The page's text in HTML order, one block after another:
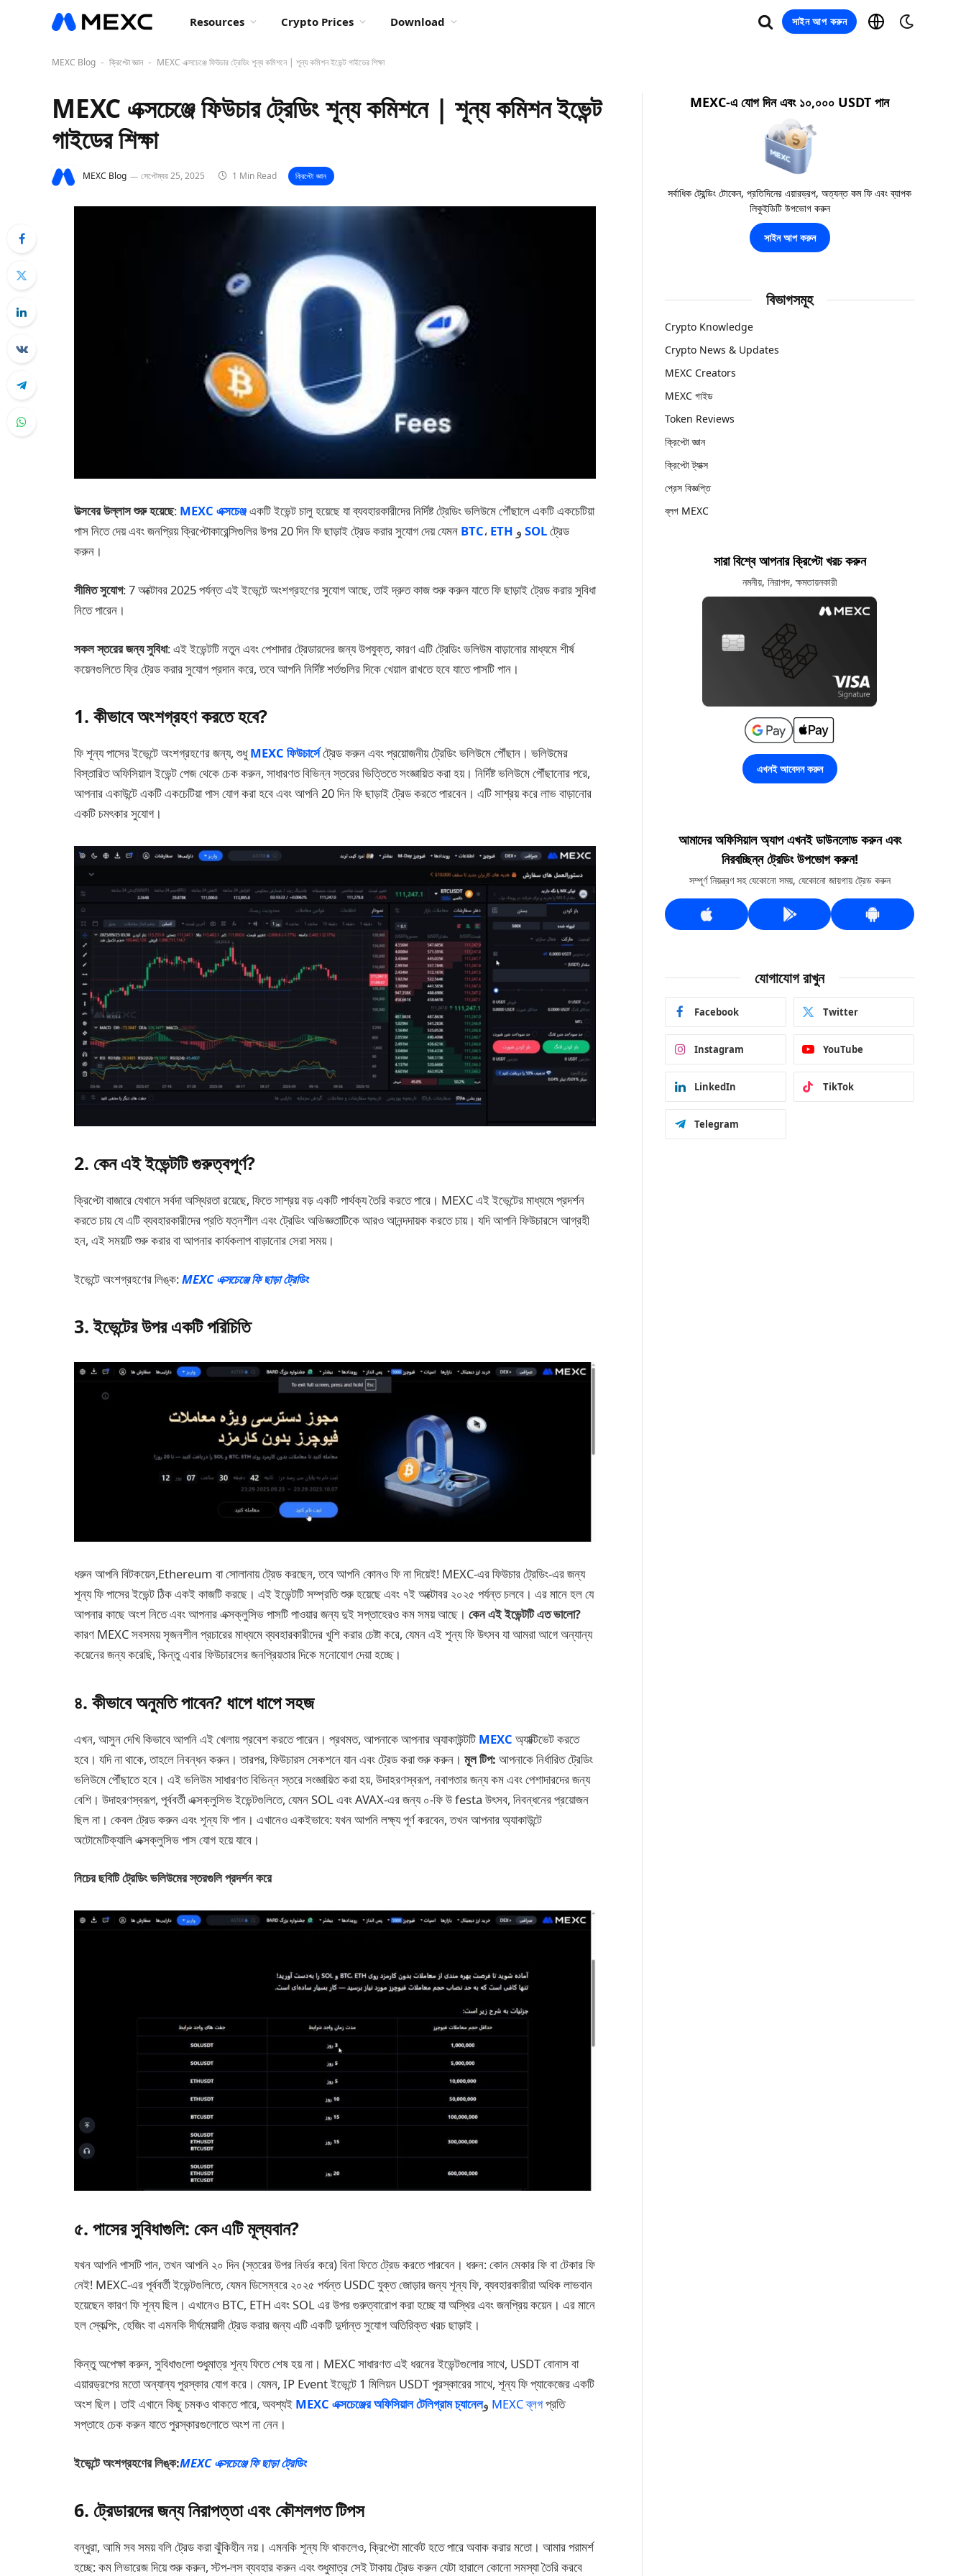
Resources Crypto Prices Download সাইন আপ করুন
MEXC Blog - ক্রিপ্টো জ্ঞান - MEXC এক্সচেঞ্জে ফিউচার ট্রেডিং শূন্য কমিশনে | শূন্য কমিশন ইভেন্ট গাইডের শিক্ষা
MEXC এক্সচেঞ্জে ফিউচার ট্রেডিং শূন্য কমিশনে | শূন্য কমিশন ইভেন্ট
গাইডের শিক্ষা
MEXC Blog সেপ্টেম্বর 25, 2025 1 Min Read ক্রিপ্টো জ্ঞান
উত্সবের উল্লাস শুরু হয়েছে: MEXC এক্সচেঞ্জএকটি ইভেন্ট চালু হয়েছে যা ব্যবহারকারীদের নির্দিষ্ট ট্রেডিং ভলিউমে পৌঁছালে একটি একচেটিয়া
পাস নিতে দেয় এবং জনপ্রিয় ক্রিপ্টোকারেন্সিগুলির উপর 20 দিন ফি ছাড়াই ট্রেড করার সুযোগ দেয় যেমন BTC، ETH SOLট্রেড
করুন।
সীমিত সুযোগ: 7 অক্টোবর 2025 পর্যন্ত এই ইভেন্টে অংশগ্রহণের সুযোগ আছে, তাই দ্রুত কাজ শুরু করুন যাতে ফি ছাড়াই ট্রেড করার সুবিধা
নিতে পারেন।
সকল স্তরের জন্য সুবিধা: এই ইভেন্টটি নতুন এবং পেশাদার ট্রেডারদের জন্য উপযুক্ত, কারণ এটি ট্রেডিং ভলিউম বাড়ানোর মাধ্যমে শীর্ষ
কয়েনগুলিতে ফ্রি ট্রেড করার সুযোগ প্রদান করে, তবে আপনি নির্দিষ্ট শর্তগুলির দিকে খেয়াল রাখতে হবে যাতে পাসটি পান।
1. কীভাবে অংশগ্রহণ করতে হবে?
ফি শূন্য পাসের ইভেন্টে অংশগ্রহণের জন্য, শুধুMEXC ফিউচার্সেট্রেড করুন এবং প্রয়োজনীয় ট্রেডিং ভলিউমে পৌঁছান। ভলিউমের
বিস্তারিত অফিসিয়াল ইভেন্ট পেজ থেকে চেক করুন, সাধারণত বিভিন্ন স্তরের ভিত্তিতে সংজ্ঞায়িত করা হয়। নির্দিষ্ট ভলিউমে পৌঁছানোর পরে,
আপনার একাউন্টে একটি একচেটিয়া পাস যোগ করা হবে এবং আপনি 20 দিন ফি ছাড়াই ট্রেড করতে পারবেন। এটি সাশ্রয় করে লাভ বাড়ানোর
একটি চমৎকার সুযোগ।
2. কেন এই ইভেন্টটি গুরুত্বপূর্ণ?
ক্রিপ্টো বাজারে যেখানে সর্বদা অস্থিরতা রয়েছে, ফিতে সাশ্রয় বড় একটি পার্থক্য তৈরি করতে পারে। MEXC এই ইভেন্টের মাধ্যমে প্রদর্শন
করতে চায় যে এটি ব্যবহারকারীদের প্রতি যত্নশীল এবং ট্রেডিং অভিজ্ঞতাটিকে আরও আনন্দদায়ক করতে চায়। যদি আপনি ফিউচারসে আগ্রহী
হন, এই সময়টি শুরু করার বা আপনার কার্যকলাপ বাড়ানোর সেরা সময়।
ইভেন্টে অংশগ্রহণের লিঙ্ক:MEXC এক্সচেঞ্জে ফি ছাড়া ট্রেডিং
3. ইভেন্টের উপর একটি পরিচিতি
ধরুন আপনি বিটকয়েন,Ethereum বা সোলানায় ট্রেড করছেন, তবে আপনি কোনও ফি না দিয়েই! MEXC-এর ফিউচার ট্রেডিং-এর জন্য
শূন্য ফি পাসের ইভেন্ট ঠিক একই কাজটি করছে। এই ইভেন্টটি সম্প্রতি শুরু হয়েছে এবং ৭ই অক্টোবর ২০২৫ পর্যন্ত চলবে। এর মানে হল যে
আপনার কাছে অংশ নিতে এবং আপনার এক্সক্লুসিভ পাসটি পাওয়ার জন্য দুই সপ্তাহেরও কম সময় আছে। কেন এই ইভেন্টটি এত ভালো?
কারণ MEXC সবসময় সৃজনশীল প্রচারের মাধ্যমে ব্যবহারকারীদের খুশি করার চেষ্টা করে, যেমন এই শূন্য ফি উৎসব যা আমরা আগে অন্যান্য
কয়েনের জন্য করেছি, কিন্তু এবার ফিউচারসের জনপ্রিয়তার দিকে মনোযোগ দেয়া হচ্ছে।
৪. কীভাবে অনুমতি পাবেন? ধাপে ধাপে সহজ
এখন, আসুন দেখি কিভাবে আপনি এই খেলায় প্রবেশ করতে পারেন। প্রথমত, আপনাকে আপনার অ্যাকাউন্টটি MEXC অ্যাক্টিভেট করতে
হবে। যদি না থাকে, তাহলে নিবন্ধন করুন। তারপর, ফিউচারস সেকশনে যান এবং ট্রেড করা শুরু করুন। মূল টিপ: আপনাকে নির্ধারিত ট্রেডিং
ভলিউমে পৌঁছাতে হবে। এই ভলিউম সাধারণত বিভিন্ন স্তরে সংজ্ঞায়িত করা হয়, উদাহরণস্বরূপ, নবাগতার জন্য কম এবং পেশাদারদের জন্য
বেশি। উদাহরণস্বরূপ, পূর্ববর্তী এক্সক্লুসিভ ইভেন্টগুলিতে, যেমন SOL এবং AVAX-এর জন্য ০-ফি উ festa উৎসব, নিবন্ধনের প্রয়োজন
ছিল না। কেবল ট্রেড করুন এবং শূন্য ফি পান। এখানেও একইভাবে: যখন আপনি লক্ষ্য পূর্ণ করবেন, তখন আপনার অ্যাকাউন্টে
অটোমেটিক্যালি এক্সক্লুসিভ পাস যোগ হয়ে যাবে।
নিচের ছবিটি ট্রেডিং ভলিউমের স্তরগুলি প্রদর্শন করে
৫. পাসের সুবিধাগুলি: কেন এটি মূল্যবান?
যখন আপনি পাসটি পান, তখন আপনি ২০ দিন (স্তরের উপর নির্ভর করে) বিনা ফিতে ট্রেড করতে পারবেন। ধরুন: কোন মেকার ফি বা টেকার ফি
নেই! MEXC-এর পূর্ববর্তী ইভেন্টগুলিতে, যেমন ডিসেম্বরে ২০২৫ পর্যন্ত USDC যুক্ত জোড়ার জন্য শূন্য ফি, ব্যবহারকারীরা অধিক লাভবান
হয়েছেন কারণ ফি শূন্য ছিল। এখানেও BTC, ETH এবং SOL এর উপর গুরুত্বারোপ করা হচ্ছে যা অস্থির এবং জনপ্রিয় কয়েন। এর মানে
হল স্কেল্পিং, হেজিং বা এমনকি দীর্ঘমেয়াদী ট্রেড করার জন্য এটি একটি দুর্দান্ত সুযোগ অতিরিক্ত খরচ ছাড়াই।
কিন্তু অপেক্ষা করুন, সুবিধাগুলো শুধুমাত্র শূন্য ফিতে শেষ হয় না। MEXC সাধারণত এই ধরনের ইভেন্টগুলোর সাথে, USDT বোনাস বা
এয়ারড্রপের মতো অন্যান্য পুরস্কার যোগ করে। যেমন, IP Event ইভেন্টে 1 মিলিয়ন USDT পুরস্কারের সাথে, শূন্য ফি প্যাকেজের একটি
অংশ ছিল। তাই এখানে কিছু চমকও থাকতে পারে, অবশ্যই MEXC এক্সচেঞ্জের অফিসিয়াল টেলিগ্রাম চ্যানেলو MEXC ব্লগপ্রতি
সপ্তাহে চেক করুন যাতে পুরস্কারগুলোতে অংশ না নেন।
ইভেন্টে অংশগ্রহণের লিঙ্ক:MEXC এক্সচেঞ্জে ফি ছাড়া ট্রেডিং
6. ট্রেডারদের জন্য নিরাপত্তা এবং কৌশলগত টিপস
বন্ধুরা, আমি সব সময় বলি ট্রেড করা ঝুঁকিহীন নয়। এমনকি শূন্য ফি থাকলেও, ক্রিপ্টো মার্কেট হতে পারে অবাক করার মতো। আমার পরামর্শ
হচ্ছে: কম লিভারেজ দিয়ে শুরু করুন, স্টপ-লস ব্যবহার করুন এবং শুধুমাত্র সেই টাকায় ট্রেড করুন যেটা হারালে কোনো সমস্যা তৈরি করবে
MEXC-এ যোগ দিন এবং ১০,০০০ USDT পান
সর্বাধিক ট্রেন্ডিং টোকেন, প্রতিদিনের এয়ারড্রপ, অত্যন্ত কম ফি এবং ব্যাপক
লিকুইডিটি উপভোগ করুন
সাইন আপ করুন
বিভাগসমূহ
Crypto Knowledge
Crypto News & Updates
MEXC Creators
MEXC গাইড
Token Reviews
ক্রিপ্টো জ্ঞান
ক্রিপ্টো ট্যাক্স
প্রেস বিজ্ঞপ্তি
ব্লগ MEXC
সারা বিশ্বে আপনার ক্রিপ্টো খরচ করুন
নমনীয়, নিরাপদ, ক্ষমতায়নকারী
এখনই আবেদন করুন
আমাদের অফিসিয়াল অ্যাপ এখনই ডাউনলোড করুন এবং
নিরবচ্ছিন্ন ট্রেডিং উপভোগ করুন!
সম্পূর্ণ নিয়ন্ত্রণ সহ যেকোনো সময়, যেকোনো জায়গায় ট্রেড করুন
যোগাযোগ রাখুন
Facebook Twitter
Instagram YouTube
LinkedIn TikTok
Telegram